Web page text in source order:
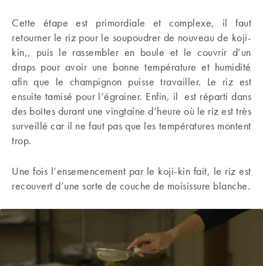
Cette étape est primordiale et complexe, il faut
retourner le riz pour le soupoudrer de nouveau de koji-
kin,, puis le rassembler en boule et le couvrir d’un
draps pour avoir une bonne température et humidité
afin que le champignon puisse travailler. Le riz est
ensuite tamisé pour l’égrainer. Enfin, il est réparti dans
des boîtes durant une vingtaine d’heure où le riz est très
surveillé car il ne faut pas que les températures montent
trop.
Une fois l’ensemencement par le koji-kin fait, le riz est
recouvert d’une sorte de couche de moisissure blanche.